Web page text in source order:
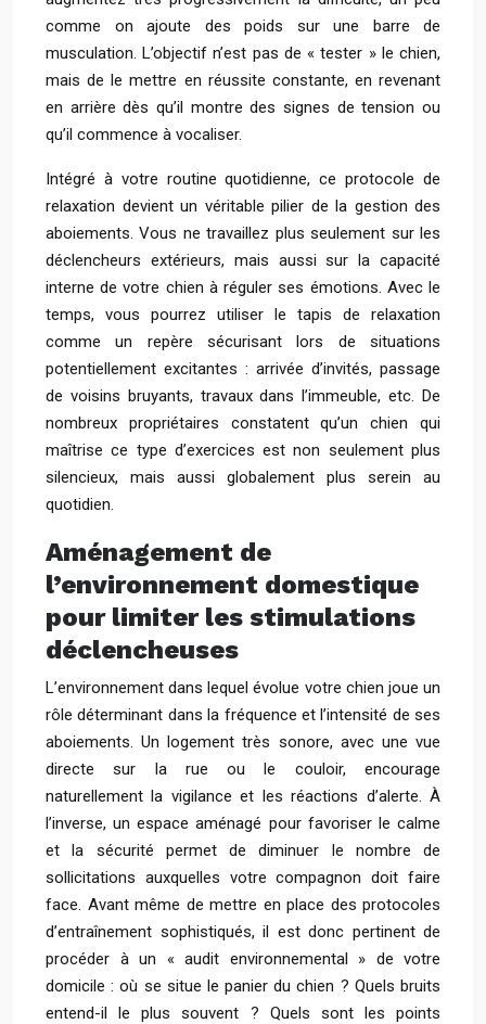
comme on ajoute des poids sur une barre de
musculation. L’objectif n’est pas de « tester » le chien,
mais de le mettre en réussite constante, en revenant
en arrière dès qu’il montre des signes de tension ou
qu’il commence à vocaliser.
Intégré à votre routine quotidienne, ce protocole de
relaxation devient un véritable pilier de la gestion des
aboiements. Vous ne travaillez plus seulement sur les
déclencheurs extérieurs, mais aussi sur la capacité
interne de votre chien à réguler ses émotions. Avec le
temps, vous pourrez utiliser le tapis de relaxation
comme un repère sécurisant lors de situations
potentiellement excitantes : arrivée d’invités, passage
de voisins bruyants, travaux dans l’immeuble, etc. De
nombreux propriétaires constatent qu’un chien qui
maîtrise ce type d’exercices est non seulement plus
silencieux, mais aussi globalement plus serein au
quotidien.
Aménagement de
l’environnement domestique
pour limiter les stimulations
déclencheuses
L’environnement dans lequel évolue votre chien joue un
rôle déterminant dans la fréquence et l’intensité de ses
aboiements. Un logement très sonore, avec une vue
directe sur la rue ou le couloir, encourage
naturellement la vigilance et les réactions d’alerte. À
l’inverse, un espace aménagé pour favoriser le calme
et la sécurité permet de diminuer le nombre de
sollicitations auxquelles votre compagnon doit faire
face. Avant même de mettre en place des protocoles
d’entraînement sophistiqués, il est donc pertinent de
procéder à un « audit environnemental » de votre
domicile : où se situe le panier du chien ? Quels bruits
entend-il le plus souvent ? Quels sont les points